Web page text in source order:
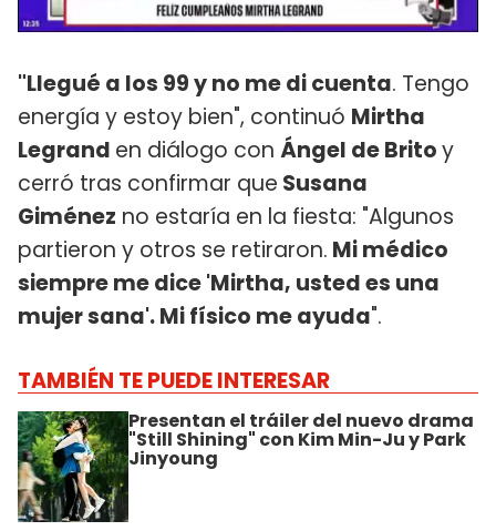
"Llegué a los 99 y no me di cuenta. Tengo
energía y estoy bien", continuó Mirtha
Legrand en diálogo con Ángel de Britoy
cerró tras confirmar que Susana
Giménez no estaría en la fiesta: "Algunos
partieron y otros se retiraron. Mi médico
siempre me dice 'Mirtha, usted es una
mujer sana'. Mi físico me ayuda".
TAMBIÉN TE PUEDE INTERESAR
Presentan el tráiler del nuevo drama
"Still Shining" con Kim Min-Ju y Park
Jinyoung